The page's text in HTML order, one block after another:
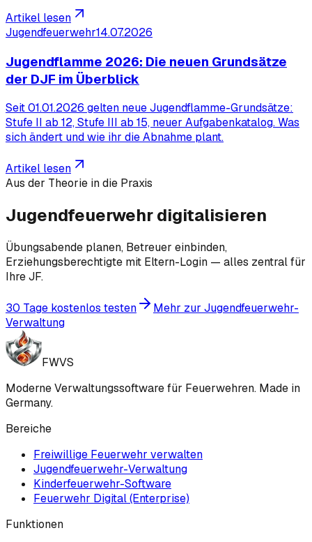
Artikel lesen
Jugendfeuerwehr14.07.2026
Jugendflamme 2026: Die neuen Grundsätze
der DJF im Überblick
Seit 01.01.2026 gelten neue Jugendflamme-Grundsätze:
Stufe II ab 12, Stufe III ab 15, neuer Aufgabenkatalog. Was
sich ändert und wie ihr die Abnahme plant.
Artikel lesen
Aus der Theorie in die Praxis
Jugendfeuerwehr digitalisieren
Übungsabende planen, Betreuer einbinden,
Erziehungsberechtigte mit Eltern-Login — alles zentral für
Ihre JF.
30 Tage kostenlos testen
Mehr zur Jugendfeuerwehr-
Verwaltung
FWVS
Moderne Verwaltungssoftware für Feuerwehren. Made in
Germany.
Bereiche
Freiwillige Feuerwehr verwalten
Jugendfeuerwehr-Verwaltung
Kinderfeuerwehr-Software
Feuerwehr Digital (Enterprise)
Funktionen